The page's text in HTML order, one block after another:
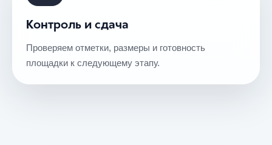
Контроль и сдача
Проверяем отметки, размеры и готовность
площадки к следующему этапу.